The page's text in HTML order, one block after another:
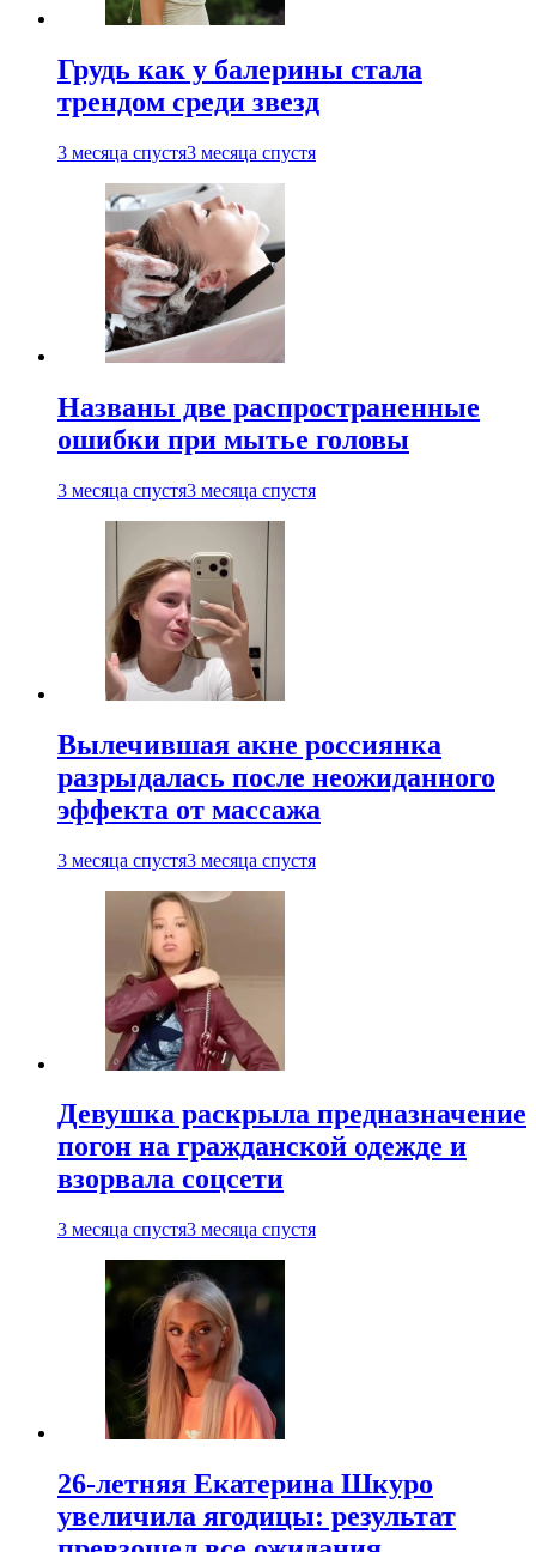
Грудь как у балерины стала
трендом среди звезд
3 месяца спустя3 месяца спустя
Названы две распространенные
ошибки при мытье головы
3 месяца спустя3 месяца спустя
Вылечившая акне россиянка
разрыдалась после неожиданного
эффекта от массажа
3 месяца спустя3 месяца спустя
Девушка раскрыла предназначение
погон на гражданской одежде и
взорвала соцсети
3 месяца спустя3 месяца спустя
26-летняя Екатерина Шкуро
увеличила ягодицы: результат